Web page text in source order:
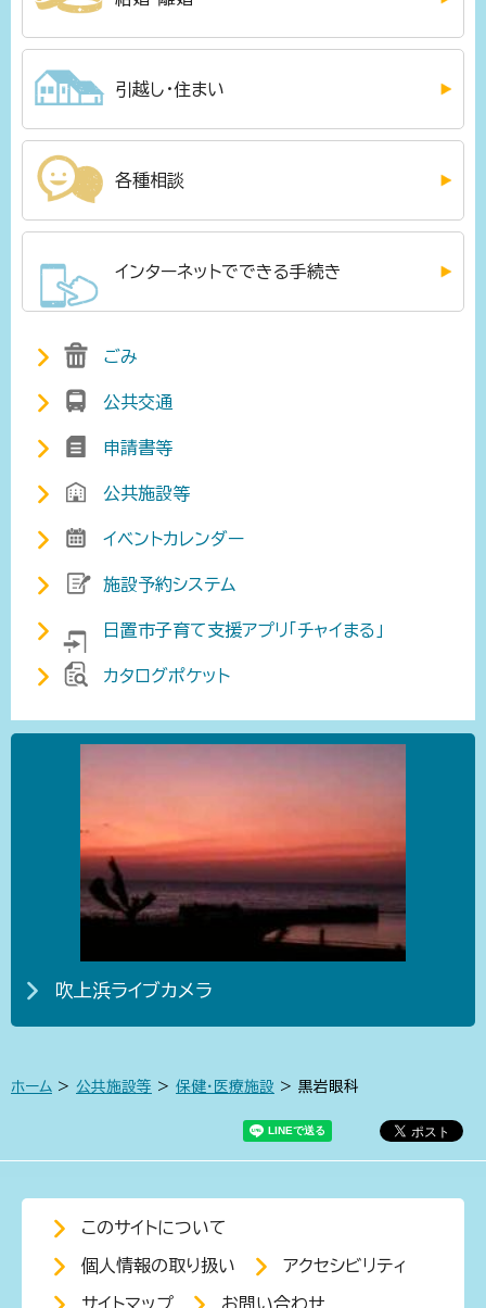
引越し・住まい
各種相談
インターネットでできる手続き
ごみ
公共交通
申請書等
公共施設等
イベントカレンダー
施設予約システム
日置市子育て支援アプリ「チャイまる」
カタログポケット
吹上浜ライブカメラ
ホーム > 公共施設等 > 保健・医療施設 > 黒岩眼科
このサイトについて
個人情報の取り扱い アクセシビリティ
サイトマップ お問い合わせ